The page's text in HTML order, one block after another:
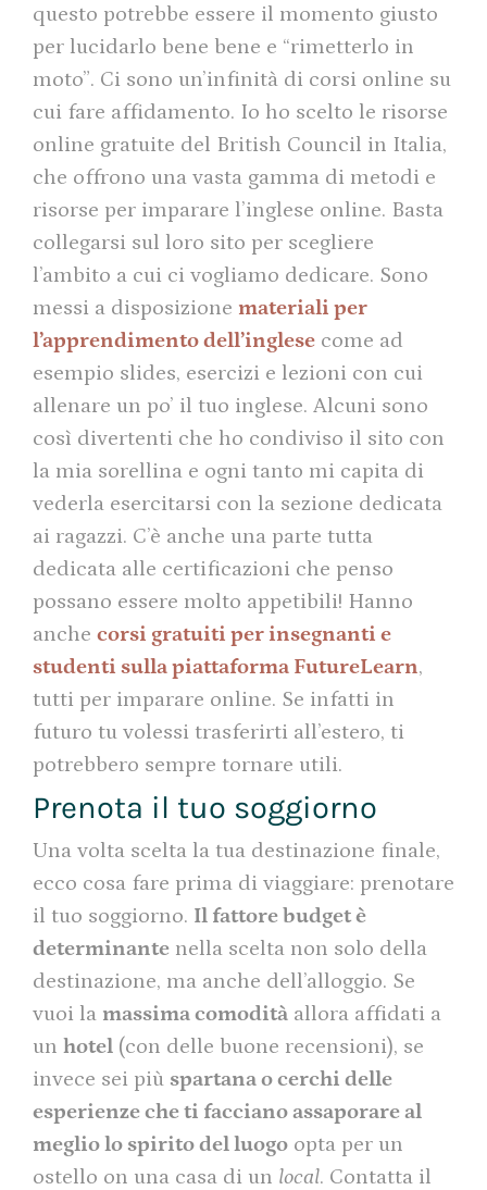
questo potrebbe essere il momento giusto
per lucidarlo bene bene e “rimetterlo in
moto”. Ci sono un’infinità di corsi online su
cui fare affidamento. Io ho scelto le risorse
online gratuite del British Council in Italia,
che offrono una vasta gamma di metodi e
risorse per imparare l’inglese online. Basta
collegarsi sul loro sito per scegliere
l’ambito a cui ci vogliamo dedicare. Sono
messi a disposizione materiali per
l’apprendimento dell’inglese come ad
esempio slides, esercizi e lezioni con cui
allenare un po’ il tuo inglese. Alcuni sono
così divertenti che ho condiviso il sito con
la mia sorellina e ogni tanto mi capita di
vederla esercitarsi con la sezione dedicata
ai ragazzi. C’è anche una parte tutta
dedicata alle certificazioni che penso
possano essere molto appetibili! Hanno
anche corsi gratuiti per insegnanti e
studenti sulla piattaforma FutureLearn,
tutti per imparare online. Se infatti in
futuro tu volessi trasferirti all’estero, ti
potrebbero sempre tornare utili.
Prenota il tuo soggiorno
Una volta scelta la tua destinazione finale,
ecco cosa fare prima di viaggiare: prenotare
il tuo soggiorno. Il fattore budget è
determinante nella scelta non solo della
destinazione, ma anche dell’alloggio. Se
vuoi la massima comodità allora affidati a
un hotel (con delle buone recensioni), se
invece sei più spartana o cerchi delle
esperienze che ti facciano assaporare al
meglio lo spirito del luogo opta per un
ostello on una casa di un local. Contatta il